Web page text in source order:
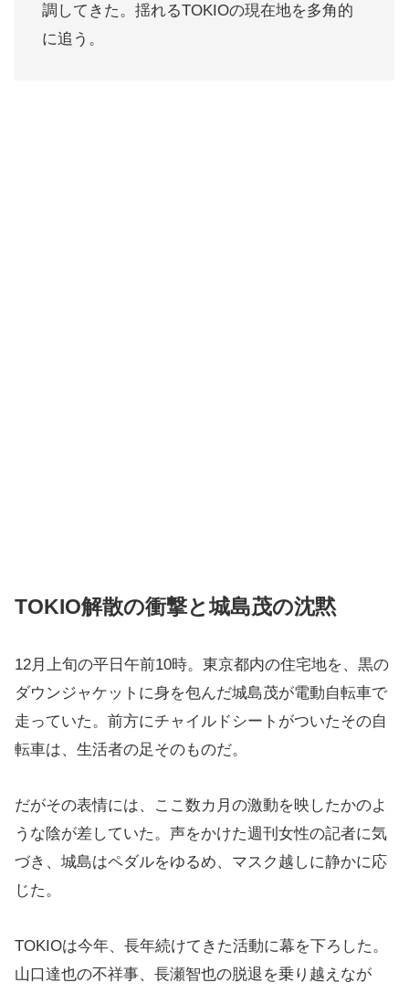
調してきた。揺れるTOKIOの現在地を多角的
に追う。
TOKIO解散の衝撃と城島茂の沈黙
12月上旬の平日午前10時。東京都内の住宅地を、黒の
ダウンジャケットに身を包んだ城島茂が電動自転車で
走っていた。前方にチャイルドシートがついたその自
転車は、生活者の足そのものだ。
だがその表情には、ここ数カ月の激動を映したかのよ
うな陰が差していた。声をかけた週刊女性の記者に気
づき、城島はペダルをゆるめ、マスク越しに静かに応
じた。
TOKIOは今年、長年続けてきた活動に幕を下ろした。
山口達也の不祥事、長瀬智也の脱退を乗り越えなが